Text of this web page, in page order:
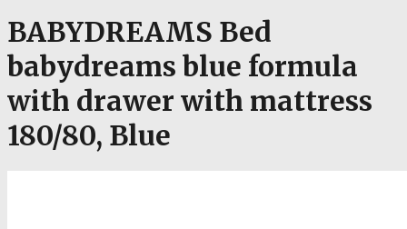
BABYDREAMS Bed
babydreams blue formula
with drawer with mattress
180/80, Blue